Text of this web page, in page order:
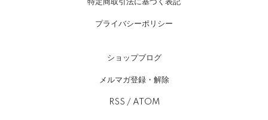
プライバシーポリシー
ショップブログ
メルマガ登録・解除
RSS / ATOM